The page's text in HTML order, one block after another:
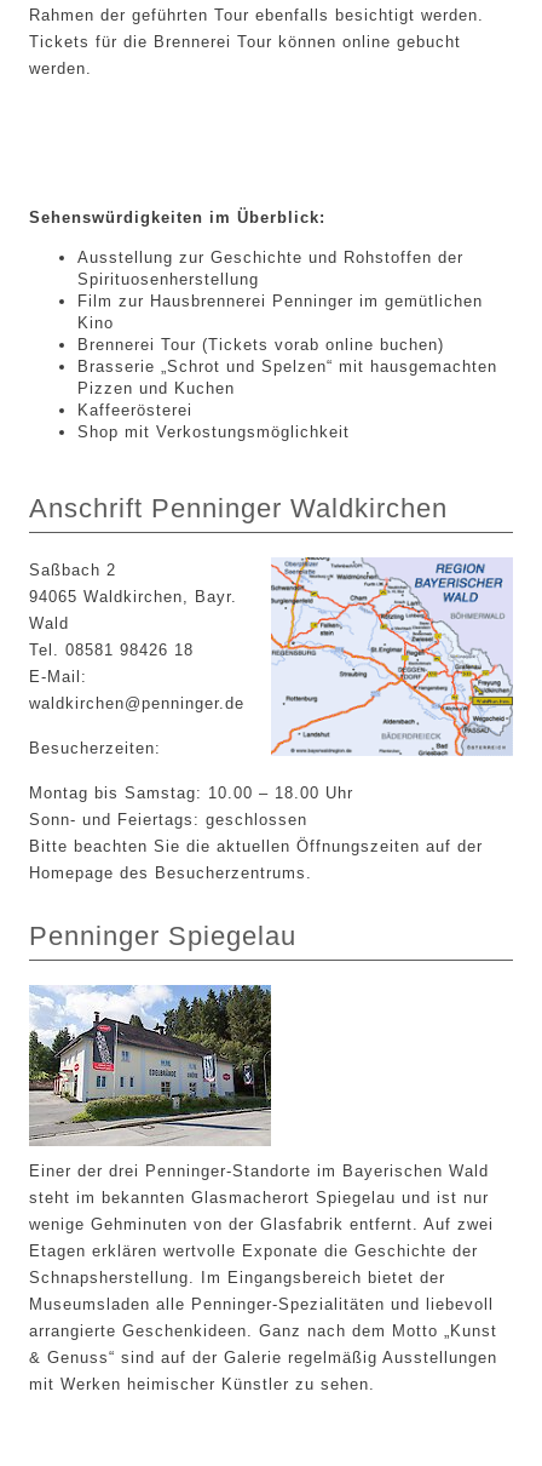
Rahmen der geführten Tour ebenfalls besichtigt werden.
Tickets für die Brennerei Tour können online gebucht
werden.
Sehenswürdigkeiten im Überblick:
Ausstellung zur Geschichte und Rohstoffen der
Spirituosenherstellung
Film zur Hausbrennerei Penninger im gemütlichen
Kino
Brennerei Tour (Tickets vorab online buchen)
Brasserie „Schrot und Spelzen“ mit hausgemachten
Pizzen und Kuchen
Kaffeerösterei
Shop mit Verkostungsmöglichkeit
Anschrift Penninger Waldkirchen
Saßbach 2
94065 Waldkirchen, Bayr.
Wald
Tel. 08581 98426 18
E-Mail:
waldkirchen@penninger.de
Besucherzeiten:
Montag bis Samstag: 10.00 – 18.00 Uhr
Sonn- und Feiertags: geschlossen
Bitte beachten Sie die aktuellen Öffnungszeiten auf der
Homepage des Besucherzentrums.
Penninger Spiegelau
Einer der drei Penninger-Standorte im Bayerischen Wald
steht im bekannten Glasmacherort Spiegelau und ist nur
wenige Gehminuten von der Glasfabrik entfernt. Auf zwei
Etagen erklären wertvolle Exponate die Geschichte der
Schnapsherstellung. Im Eingangsbereich bietet der
Museumsladen alle Penninger-Spezialitäten und liebevoll
arrangierte Geschenkideen. Ganz nach dem Motto „Kunst
& Genuss“ sind auf der Galerie regelmäßig Ausstellungen
mit Werken heimischer Künstler zu sehen.